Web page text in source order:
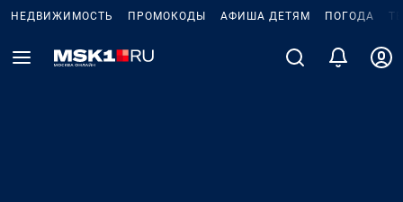
НЕДВИЖИМОСТЬ ПРОМОКОДЫ АФИША ДЕТЯМ ПОГОДА